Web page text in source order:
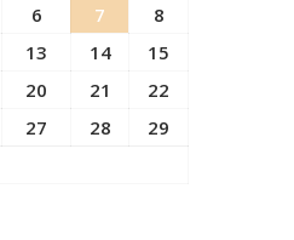
6 7
8
13 14
15
20 21
22
27 28
29